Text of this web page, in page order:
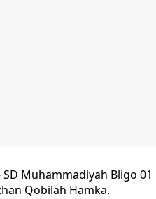
SD Muhammadiyah Bligo
Qobilah Hamka.